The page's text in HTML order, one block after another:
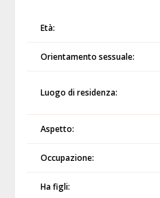
Età:
Orientamento sessuale:
Luogo di residenza:
Aspetto:
Occupazione:
Ha figli: